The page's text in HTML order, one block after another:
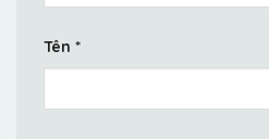
Tên *